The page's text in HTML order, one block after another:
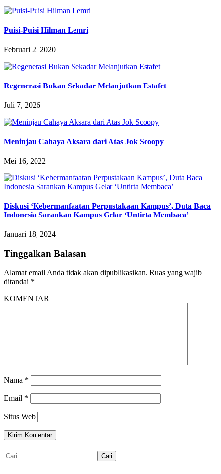
Puisi-Puisi Hilman Lemri
Februari 2, 2020
Regenerasi Bukan Sekadar Melanjutkan Estafet
Juli 7, 2026
Meninjau Cahaya Aksara dari Atas Jok Scoopy
Mei 16, 2022
Diskusi ‘Kebermanfaatan Perpustakaan Kampus’, Duta Baca
Indonesia Sarankan Kampus Gelar ‘Untirta Membaca’
Januari 18, 2024
Tinggalkan Balasan
Alamat email Anda tidak akan dipublikasikan. Ruas yang wajib
ditandai *
KOMENTAR
Nama *
Email *
Situs Web
Cari
untuk: